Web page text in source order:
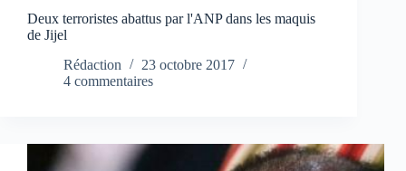
Deux terroristes abattus par l'ANP dans les maquis
de Jijel
Rédaction
23 octobre 2017
4 commentaires